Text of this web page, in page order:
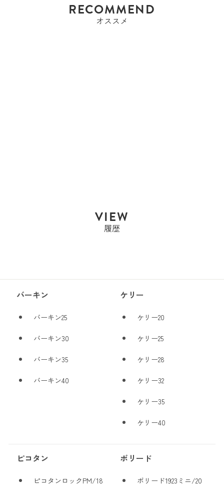
RECOMMEND
オススメ
VIEW
履歴
バーキン
バーキン25
バーキン30
バーキン35
バーキン40
ケリー
ケリー20
ケリー25
ケリー28
ケリー32
ケリー35
ケリー40
ピコタン
ピコタンロックPM/18
ボリード
ボリード1923ミニ/20